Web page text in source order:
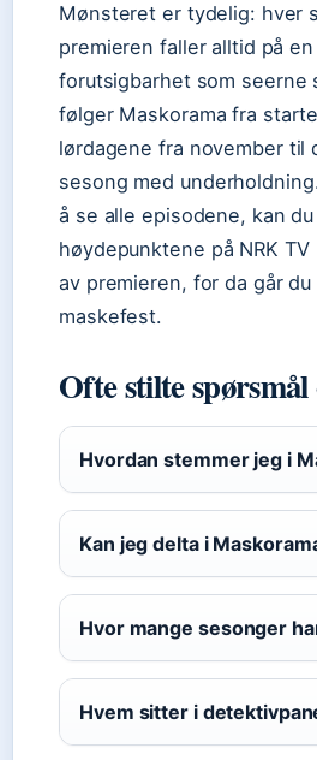
Mønsteret er tydelig: hver
premieren faller alltid på
forutsigbarhet som seerne
følger Maskorama fra
lørdagene fra november til
sesong med
å se alle episodene, kan
høydepunktene på NRK
av premieren, for da går
maskefest.
Ofte stilte
Hvordan stemmer jeg i
Kan jeg delta i
Hvor mange sesonger
Hvem sitter i